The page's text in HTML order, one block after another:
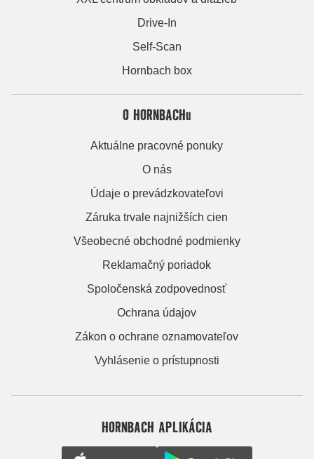
Drive-In
Self-Scan
Hornbach box
O HORNBACHu
Aktuálne pracovné ponuky
O nás
Údaje o prevádzkovateľovi
Záruka trvale najnižších cien
Všeobecné obchodné podmienky
Reklamačný poriadok
Spoločenská zodpovednosť
Ochrana údajov
Zákon o ochrane oznamovateľov
Vyhlásenie o prístupnosti
HORNBACH APLIKÁCIA